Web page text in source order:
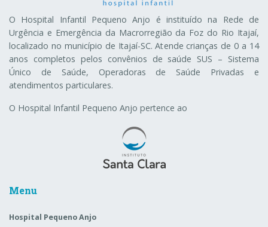
O Hospital Infantil Pequeno Anjo é instituído na Rede de
Urgência e Emergência da Macrorregião da Foz do Rio Itajaí,
localizado no município de Itajaí-SC. Atende crianças de 0 a 14
anos completos pelos convênios de saúde SUS – Sistema
Único de Saúde, Operadoras de Saúde Privadas e
atendimentos particulares.
O Hospital Infantil Pequeno Anjo pertence ao
Menu
Hospital Pequeno Anjo